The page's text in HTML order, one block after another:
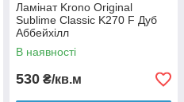
Ламінат Krono Original
Sublime Classic K270 F Дуб
Аббейхілл
В наявності
530 ₴/кв.м